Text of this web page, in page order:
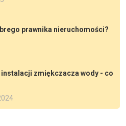
prawnika nieruchomości?
zmiękczacza wody - co